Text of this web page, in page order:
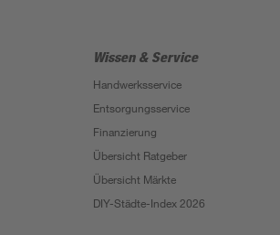
Wissen & Service
Handwerksservice
Entsorgungsservice
Finanzierung
Übersicht Ratgeber
Übersicht Märkte
DIY-Städte-Index 2026